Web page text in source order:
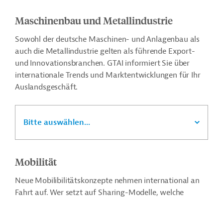
Maschinenbau und Metallindustrie
Sowohl der deutsche Maschinen- und Anlagenbau als
auch die Metallindustrie gelten als führende Export-
und Innovationsbranchen. GTAI informiert Sie über
internationale Trends und Marktentwicklungen für Ihr
Auslandsgeschäft.
Bitte auswählen...
Mobilität
Neue Mobilibilitätskonzepte nehmen international an
Fahrt auf. Wer setzt auf Sharing-Modelle, welche